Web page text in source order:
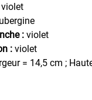
violet
: violet
: violet
= 14,5 cm ;